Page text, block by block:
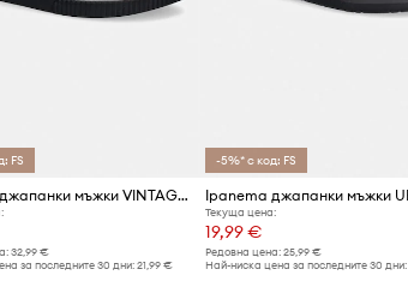
FS
Ipanema джапанки мъжки VINTAGE AD
32,99 €
за последните 30 дни: 21,99 €
-5%* с код: FS
Текуща цена:
19,99 €
Редовна цена:25,99 €
Най-ниска цена за последните 30 дни: